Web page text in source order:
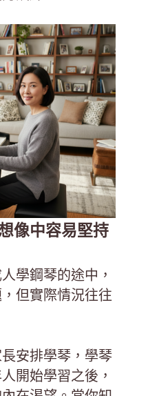
像中容易堅持
學鋼琴的途中，
但實際情況往往
安排學琴，學琴
開始學習之後，